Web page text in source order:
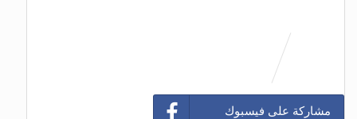
مشاركة على فيسبوك